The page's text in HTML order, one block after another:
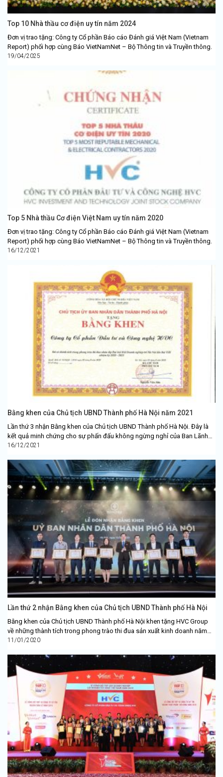
Top 10 Nhà thầu cơ điện uy tín năm 2024
Đơn vị trao tặng: Công ty Cổ phần Báo cáo Đánh giá Việt Nam (Vietnam
Report) phối hợp cùng Báo VietNamNet – Bộ Thông tin và Truyền thông.
19/04/2025
Top 5 Nhà thầu Cơ điện Việt Nam uy tín năm 2020
Đơn vị trao tặng: Công ty Cổ phần Báo cáo Đánh giá Việt Nam (Vietnam
Report) phối hợp cùng Báo VietNamNet – Bộ Thông tin và Truyền thông.
16/12/2021
Bằng khen của Chủ tịch UBND Thành phố Hà Nội năm 2021
Lần thứ 3 nhận Bằng khen của Chủ tịch UBND Thành phố Hà Nội. Đây là
kết quả minh chứng cho sự phấn đấu không ngừng nghỉ của Ban Lãnh
đạo và...
16/12/2021
Lần thứ 2 nhận Bằng khen của Chủ tịch UBND Thành phố Hà Nội
Bằng khen của Chủ tịch UBND Thành phố Hà Nội khen tặng HVC Group
về những thành tích trong phong trào thi đua sản xuất kinh doanh năm
2018.
11/01/2020